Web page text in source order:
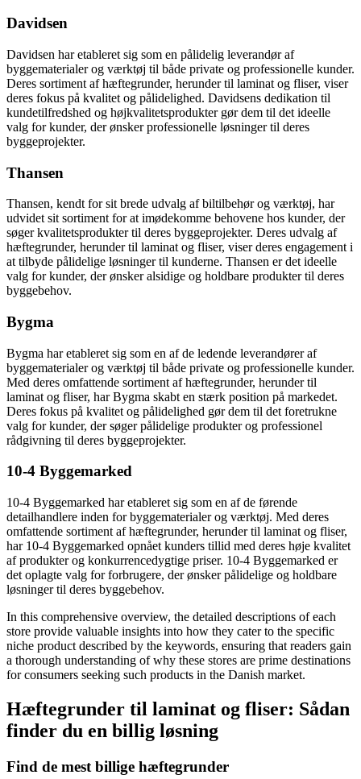
Davidsen
Davidsen har etableret sig som en pålidelig leverandør af
byggematerialer og værktøj til både private og professionelle kunder.
Deres sortiment af hæftegrunder, herunder til laminat og fliser, viser
deres fokus på kvalitet og pålidelighed. Davidsens dedikation til
kundetilfredshed og højkvalitetsprodukter gør dem til det ideelle
valg for kunder, der ønsker professionelle løsninger til deres
byggeprojekter.
Thansen
Thansen, kendt for sit brede udvalg af biltilbehør og værktøj, har
udvidet sit sortiment for at imødekomme behovene hos kunder, der
søger kvalitetsprodukter til deres byggeprojekter. Deres udvalg af
hæftegrunder, herunder til laminat og fliser, viser deres engagement i
at tilbyde pålidelige løsninger til kunderne. Thansen er det ideelle
valg for kunder, der ønsker alsidige og holdbare produkter til deres
byggebehov.
Bygma
Bygma har etableret sig som en af de ledende leverandører af
byggematerialer og værktøj til både private og professionelle kunder.
Med deres omfattende sortiment af hæftegrunder, herunder til
laminat og fliser, har Bygma skabt en stærk position på markedet.
Deres fokus på kvalitet og pålidelighed gør dem til det foretrukne
valg for kunder, der søger pålidelige produkter og professionel
rådgivning til deres byggeprojekter.
10-4 Byggemarked
10-4 Byggemarked har etableret sig som en af de førende
detailhandlere inden for byggematerialer og værktøj. Med deres
omfattende sortiment af hæftegrunder, herunder til laminat og fliser,
har 10-4 Byggemarked opnået kunders tillid med deres høje kvalitet
af produkter og konkurrencedygtige priser. 10-4 Byggemarked er
det oplagte valg for forbrugere, der ønsker pålidelige og holdbare
løsninger til deres byggebehov.
In this comprehensive overview, the detailed descriptions of each
store provide valuable insights into how they cater to the specific
niche product described by the keywords, ensuring that readers gain
a thorough understanding of why these stores are prime destinations
for consumers seeking such products in the Danish market.
Hæftegrunder til laminat og fliser: Sådan
finder du en billig løsning
Find de mest billige hæftegrunder